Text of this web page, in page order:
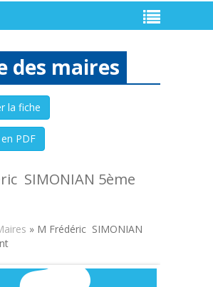
des maires
SIMONIAN 5ème
» M Frédéric SIMONIAN